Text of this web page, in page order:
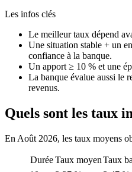
Les infos clés
Le meilleur taux dépend
Une situation stable + un
confiance à la banque.
Un apport ≥ 10 % et une
La banque évalue aussi le
revenus.
Quels sont les taux
En Août 2026, les taux moyens
DuréeTaux moyenTaux